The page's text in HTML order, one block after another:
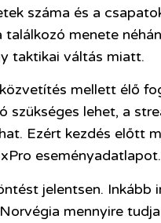
száma és a
menete
taktikai váltás miatt.
mellett élő
szükséges lehet, a
Ezért kezdés előtt
eseményadatlapot.
jelentsen. Inkább
mennyire